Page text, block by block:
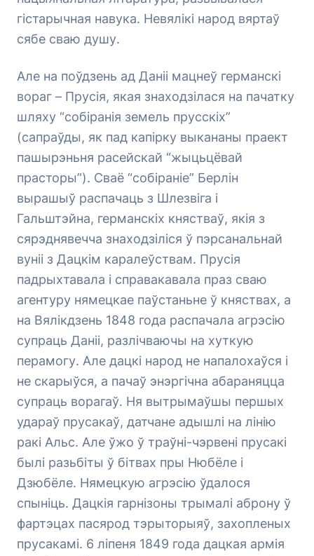
гістарычная навука. Невялікі народ вяртаў
сябе сваю душу.
Але на поўдзень ад Даніі мацнеў германскі
вораг – Прусія, якая знаходзілася на пачатку
шляху “собіранія земель прусскіх”
(сапраўды, як пад капірку выкананы праект
пашырэньня расейскай “жыцьцёвай
прасторы”). Сваё “собіраніе” Берлін
вырашыў распачаць з Шлезвіга і
Гальштэйна, германскіх княстваў, якія з
сярэднявечча знаходзіліся ў пэрсанальнай
вуніі з Дацкім каралеўствам. Прусія
падрыхтавала і справакавала праз сваю
агентуру нямецкае паўстаньне ў княствах, а
на Вялікдзень 1848 года распачала агрэсію
супраць Даніі, разлічваючы на хуткую
перамогу. Але дацкі народ не напалохаўся і
не скарыўся, а пачаў энэргічна абараняцца
супраць ворагаў. Ня вытрымаўшы першых
удараў прусакаў, датчане адышлі на лінію
ракі Альс. Але ўжо ў траўні-чэрвені прусакі
былі разьбіты ў бітвах пры Нюбёле і
Дзюбёле. Нямецкую агрэсію ўдалося
спыніць. Дацкія гарнізоны трымалі аброну ў
фартэцах пасярод тэрыторыяў, захопленых
прусакамі. 6 ліпеня 1849 года дацкая армія